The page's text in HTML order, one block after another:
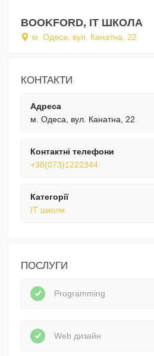
BOOKFORD, IT ШКОЛА
м. Одеса, вул. Канатна, 22
КОНТАКТИ
Адреса
м. Одеса, вул. Канатна, 22
Контактні телефони
+38(073)1222344
Категорії
IT школи
ПОСЛУГИ
Programming
Web дизайн